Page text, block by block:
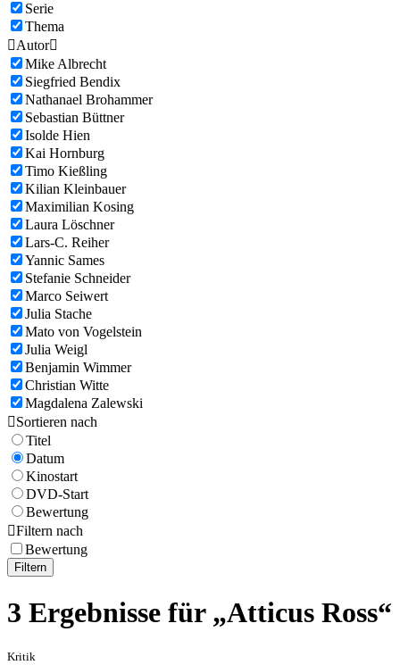
Serie
Thema
Autor
Mike Albrecht
Siegfried Bendix
Nathanael Brohammer
Sebastian Büttner
Isolde Hien
Kai Hornburg
Timo Kießling
Kilian Kleinbauer
Maximilian Kosing
Laura Löschner
Lars-C. Reiher
Yannic Sames
Stefanie Schneider
Marco Seiwert
Julia Stache
Mato von Vogelstein
Julia Weigl
Benjamin Wimmer
Christian Witte
Magdalena Zalewski
Sortieren nach
Titel
Datum
Kinostart
DVD-Start
Bewertung
Filtern nach
Bewertung
Filtern
3 Ergebnisse für „Atticus Ross“
Kritik